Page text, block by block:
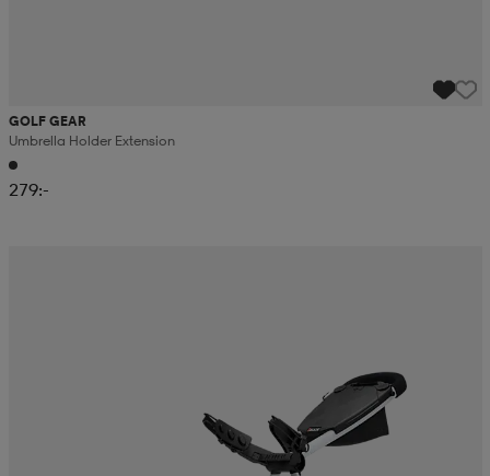
GOLF GEAR
Umbrella Holder Extension
279:-